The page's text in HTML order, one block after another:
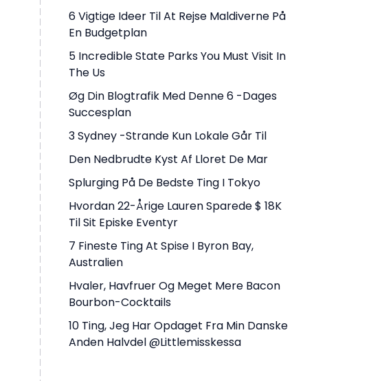
6 Vigtige Ideer Til At Rejse Maldiverne På
En Budgetplan
5 Incredible State Parks You Must Visit In
The Us
Øg Din Blogtrafik Med Denne 6 -dages
Succesplan
3 Sydney -strande Kun Lokale Går Til
Den Nedbrudte Kyst Af Lloret De Mar
Splurging På De Bedste Ting I Tokyo
Hvordan 22-Årige Lauren Sparede $ 18K
Til Sit Episke Eventyr
7 Fineste Ting At Spise I Byron Bay,
Australien
Hvaler, Havfruer Og Meget Mere Bacon
Bourbon-Cocktails
10 Ting, Jeg Har Opdaget Fra Min Danske
Anden Halvdel @littlemisskessa